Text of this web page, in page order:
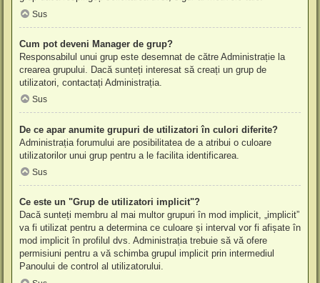
Sus
Cum pot deveni Manager de grup?
Responsabilul unui grup este desemnat de către Administrație la
crearea grupului. Dacă sunteți interesat să creați un grup de
utilizatori, contactați Administrația.
Sus
De ce apar anumite grupuri de utilizatori în culori diferite?
Administrația forumului are posibilitatea de a atribui o culoare
utilizatorilor unui grup pentru a le facilita identificarea.
Sus
Ce este un "Grup de utilizatori implicit"?
Dacă sunteți membru al mai multor grupuri în mod implicit, „implicit”
va fi utilizat pentru a determina ce culoare și interval vor fi afișate în
mod implicit în profilul dvs. Administrația trebuie să vă ofere
permisiuni pentru a vă schimba grupul implicit prin intermediul
Panoului de control al utilizatorului.